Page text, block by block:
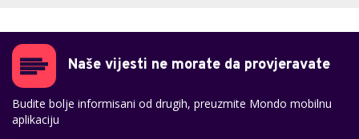
Naše vijesti ne morate da provjeravate
Budite bolje informisani od drugih, preuzmite Mondo mobilnu
aplikaciju